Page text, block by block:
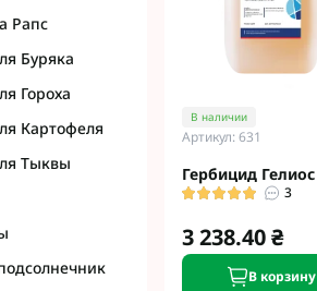
Рапс
Буряка
Гороха
Картофеля
Тыквы
В наличии
Артикул: 631
Гербицид Гелиос
3
3 238.40 ₴
В корзину